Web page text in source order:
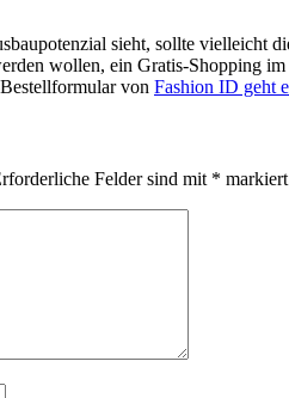
sieht, sollte vielleicht
wollen, ein Gratis-Shopping
von Fashion ID geht
Felder sind mit * markiert